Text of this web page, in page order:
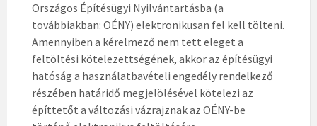
Országos Építésügyi Nyilvántartásba (a
továbbiakban: OÉNY) elektronikusan fel kell tölteni.
Amennyiben a kérelmező nem tett eleget a
feltöltési kötelezettségének, akkor az építésügyi
hatóság a használatbavételi engedély rendelkező
részében határidő megjelölésével kötelezi az
építtetőt a változási vázrajznak az OÉNY-be